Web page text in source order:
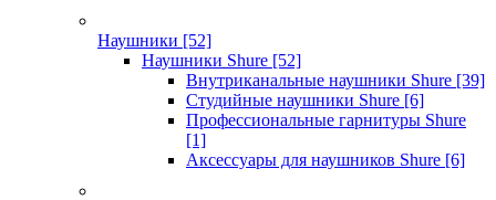
Наушники [52]
Наушники Shure [52]
Внутриканальные наушники Shure [39]
Студийные наушники Shure [6]
Профессиональные гарнитуры Shure
[1]
Аксессуары для наушников Shure [6]